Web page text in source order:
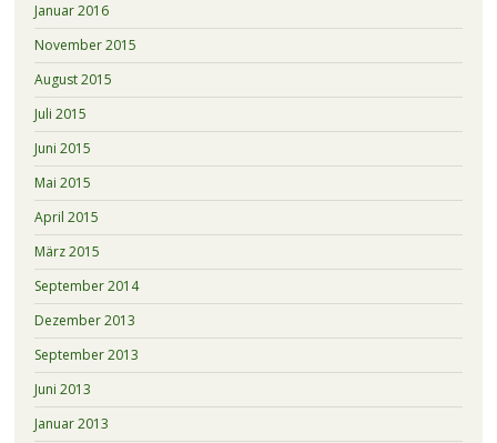
Januar 2016
November 2015
August 2015
Juli 2015
Juni 2015
Mai 2015
April 2015
März 2015
September 2014
Dezember 2013
September 2013
Juni 2013
Januar 2013